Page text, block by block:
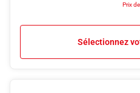
Prix
Sélectionnez